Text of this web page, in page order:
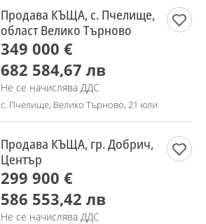
Продава КЪЩА, с. Пчелище,
област Велико Търново
349 000 €
682 584,67 лв
Не се начислява ДДС
с. Пчелище, Велико Търново, 21 юли
Продава КЪЩА, гр. Добрич,
Център
299 900 €
586 553,42 лв
Не се начислява ДДС